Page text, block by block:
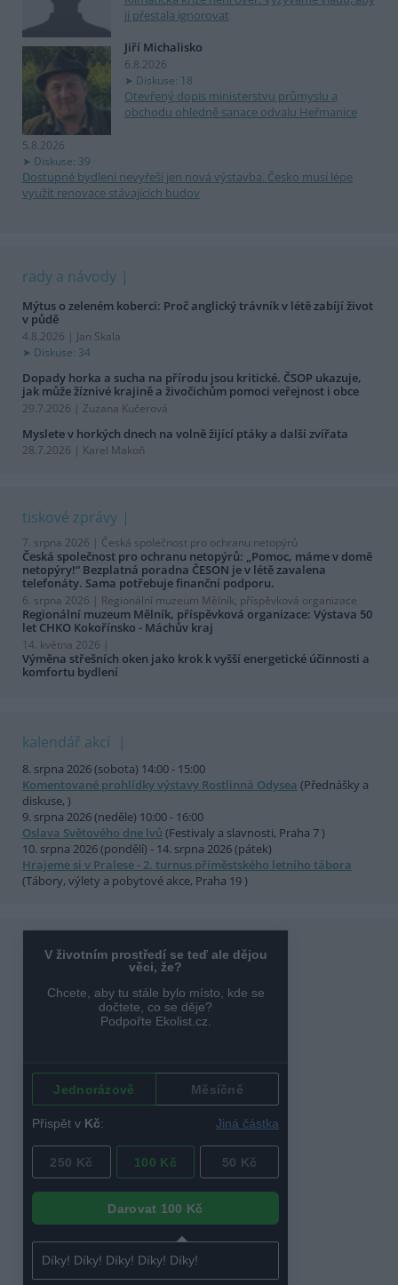
ji přestala ignorovat
Jiří Michalisko
6.8.2026
Diskuse: 18
Otevřený dopis ministerstvu průmyslu a
obchodu ohledně sanace odvalu Heřmanice
5.8.2026
Diskuse: 39
Dostupné bydlení nevyřeší jen nová výstavba. Česko musí lépe
využít renovace stávajících budov
rady a návody
Mýtus o zeleném koberci: Proč anglický trávník v létě zabíjí život
v půdě
4.8.2026 | Jan Skala
Diskuse: 34
Dopady horka a sucha na přírodu jsou kritické. ČSOP ukazuje,
jak může žíznivé krajině a živočichům pomoci veřejnost i obce
29.7.2026 | Zuzana Kučerová
Myslete v horkých dnech na volně žijící ptáky a další zvířata
28.7.2026 | Karel Makoň
tiskové zprávy
7. srpna 2026 | Česká společnost pro ochranu netopýrů
Česká společnost pro ochranu netopýrů: „Pomoc, máme v domě
netopýry!“ Bezplatná poradna ČESON je v létě zavalena
telefonáty. Sama potřebuje finanční podporu.
6. srpna 2026 | Regionální muzeum Mělník, příspěvková organizace
Regionální muzeum Mělník, příspěvková organizace: Výstava 50
let CHKO Kokořínsko - Máchův kraj
14. května 2026 |
Výměna střešních oken jako krok k vyšší energetické účinnosti a
komfortu bydlení
kalendář akcí
8. srpna 2026 (sobota) 14:00 - 15:00
Komentované prohlídky výstavy Rostlinná Odysea (Přednášky a
diskuse, )
9. srpna 2026 (neděle) 10:00 - 16:00
Oslava Světového dne lvů (Festivaly a slavnosti, Praha 7 )
10. srpna 2026 (pondělí) - 14. srpna 2026 (pátek)
Hrajeme si v Pralese - 2. turnus příměstského letního tábora
(Tábory, výlety a pobytové akce, Praha 19 )